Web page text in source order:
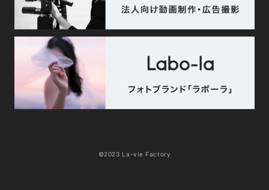
©2023 La-vie Factory